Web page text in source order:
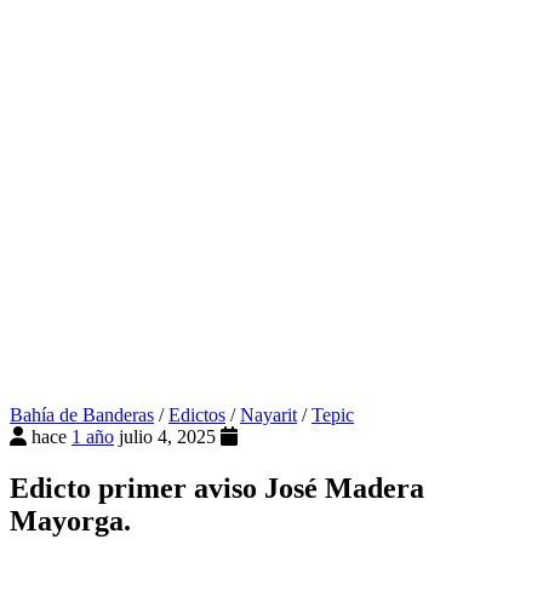
Bahía de Banderas /Edictos /Nayarit/Tepic
hace 1 año julio 4, 2025
Edicto primer aviso José Madera
Mayorga.